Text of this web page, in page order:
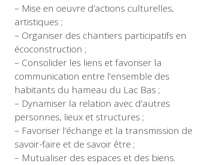
– Mise en oeuvre d’actions culturelles,
artistiques ;
– Organiser des chantiers participatifs en
écoconstruction ;
– Consolider les liens et favoriser la
communication entre l’ensemble des
habitants du hameau du Lac Bas ;
– Dynamiser la relation avec d’autres
personnes, lieux et structures ;
– Favoriser l’échange et la transmission de
savoir-faire et de savoir être ;
– Mutualiser des espaces et des biens.